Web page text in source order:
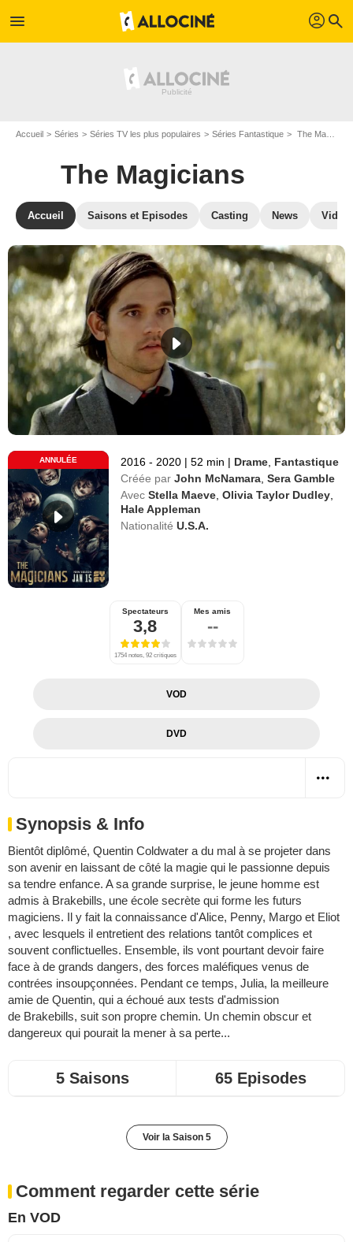
menu profil search
Accueil Séries Séries TV les plus populaires Séries Fantastique The Magicians
The Magicians
Accueil Saisons et Episodes Casting News
ANNULÉE 2016 - 2020 | 52 min | Drame Fantastique
Créée par John McNamara ,Sera Gamble
Avec Stella Maeve ,Olivia Taylor Dudley
Hale Appleman
Nationalité U.S.A.
Spectateurs
3,8
1754 notes, 92 critiques
Mes amis
--
VOD
DVD
Synopsis & Info
Bientôt diplômé, Quentin Coldwater a du mal à se projeter dans
son avenir en laissant de côté la magie qui le passionne depuis
sa tendre enfance. A sa grande surprise, le jeune homme est
admis à Brakebills, une école secrète qui forme les futurs
magiciens. Il y fait la connaissance d'Alice, Penny, Margo et Eliot
, avec lesquels il entretient des relations tantôt complices et
souvent conflictuelles. Ensemble, ils vont pourtant devoir faire
face à de grands dangers, des forces maléfiques venus de
contrées insoupçonnées. Pendant ce temps, Julia, la meilleure
amie de Quentin, qui a échoué aux tests d'admission
de Brakebills, suit son propre chemin. Un chemin obscur et
dangereux qui pourait la mener à sa perte...
5 Saisons 65 Episodes
Voir la Saison 5
Comment regarder cette série
En VOD